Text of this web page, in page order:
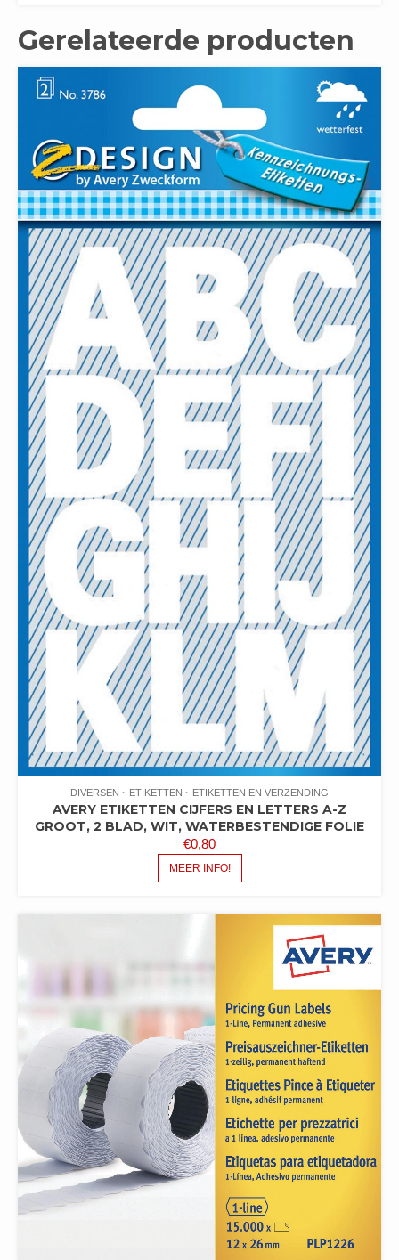
Gerelateerde producten
DIVERSEN ETIKETTEN ETIKETTEN EN VERZENDING
AVERY ETIKETTEN CIJFERS EN LETTERS A-Z
GROOT, 2 BLAD, WIT, WATERBESTENDIGE FOLIE
€0,80
MEER INFO!